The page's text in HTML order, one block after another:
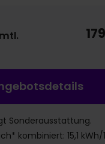
Sonderausstattung.
kombiniert: 15,1 kWh/